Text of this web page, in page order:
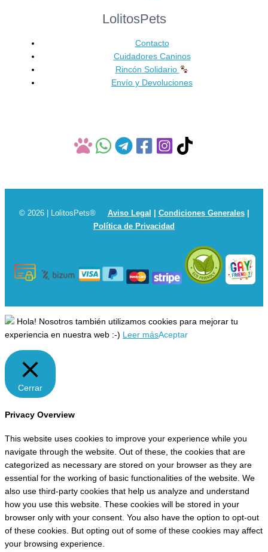
elegir
la
página
de
producto
LolitosPets
Contacto
Cuidadores Caninos
Rincón Solidario
Envío y Devoluciones
© 2026 | LolitosPets® Aviso Legal Condiciones Generales|
Política de Privacidad
Hola! Nosotros también utilizamos cookies para mejorar tu
experiencia en nuestra web :-) Leer másAceptar
Cerrar
Privacy Overview
This website uses cookies to improve your experience while you
navigate through the website. Out of these, the cookies that are
categorized as necessary are stored on your browser as they are
essential for the working of basic functionalities of the website. We
also use third-party cookies that help us analyze and understand
how you use this website. These cookies will be stored in your
browser only with your consent. You also have the option to opt-out
of these cookies. But opting out of some of these cookies may affect
your browsing experience.